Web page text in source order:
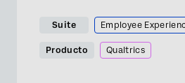
Suite Employee
Producto Qualtrics